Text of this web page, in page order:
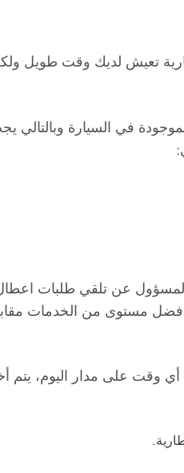
تعيش لديك وقت طويل
في السيارة وبالتالي
عن تلقي طلبات اعطال
مستوى من الخدمات
وقت على مدار اليوم، يتم